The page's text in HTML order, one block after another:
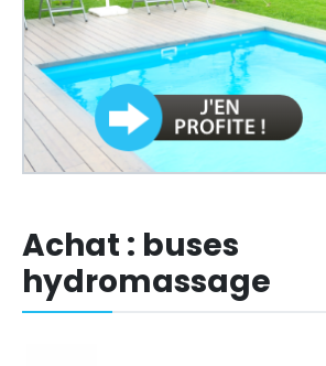
Achat : buses
hydromassage